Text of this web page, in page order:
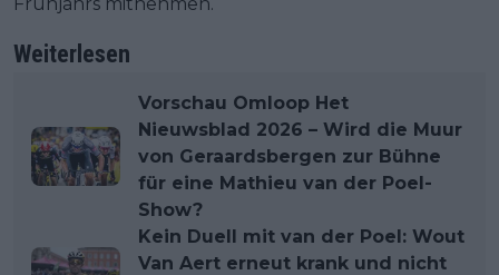
Weiterlesen
Vorschau Omloop Het
Nieuwsblad 2026 – Wird die Muur
von Geraardsbergen zur Bühne
für eine Mathieu van der Poel-
Show?
Kein Duell mit van der Poel: Wout
Van Aert erneut krank und nicht